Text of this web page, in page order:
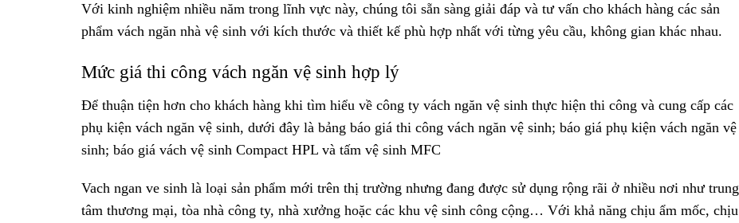
Với kinh nghiệm nhiều năm trong lĩnh vực này, chúng tôi sẵn sàng giải đáp và tư vấn cho khách hàng các sản
phẩm vách ngăn nhà vệ sinh với kích thước và thiết kế phù hợp nhất với từng yêu cầu, không gian khác nhau.
Mức giá thi công vách ngăn vệ sinh hợp lý
Để thuận tiện hơn cho khách hàng khi tìm hiểu về công ty vách ngăn vệ sinh thực hiện thi công và cung cấp các
phụ kiện vách ngăn vệ sinh, dưới đây là bảng báo giá thi công vách ngăn vệ sinh; báo giá phụ kiện vách ngăn vệ
sinh; báo giá vách vệ sinh Compact HPL và tấm vệ sinh MFC
Vach ngan ve sinh là loại sản phẩm mới trên thị trường nhưng đang được sử dụng rộng rãi ở nhiều nơi như trung
tâm thương mại, tòa nhà công ty, nhà xưởng hoặc các khu vệ sinh công cộng… Với khả năng chịu ẩm mốc, chịu